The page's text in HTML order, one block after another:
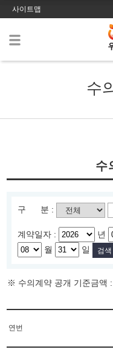
사이트맵
수
수
구 분 :
계약일자 : 년
월
일
※ 수의계약 공개 기준금액
연번